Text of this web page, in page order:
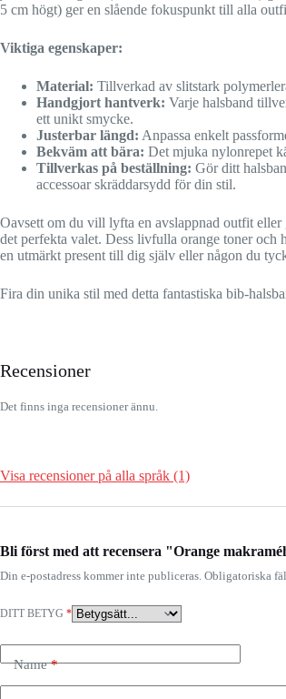
5 cm högt) ger en slående fokuspunkt till alla
Viktiga egenskaper:
Material: Tillverkad av slitstark
Handgjort hantverk: Varje halsband
ett unikt smycke.
Justerbar längd: Anpassa enkelt
Bekväm att bära: Det mjuka nylonrepet
Tillverkas på beställning: Gör ditt
accessoar skräddarsydd för din stil.
Oavsett om du vill lyfta en avslappnad outfit eller
det perfekta valet. Dess livfulla orange toner
en utmärkt present till dig själv eller någon du
Fira din unika stil med detta fantastiska bib-
Recensioner
Det finns inga recensioner ännu.
Visa recensioner på alla språk (1)
Bli först med att recensera "Orange
Din e-postadress kommer inte publiceras. Obligatoriska
DITT BETYG *
Name*